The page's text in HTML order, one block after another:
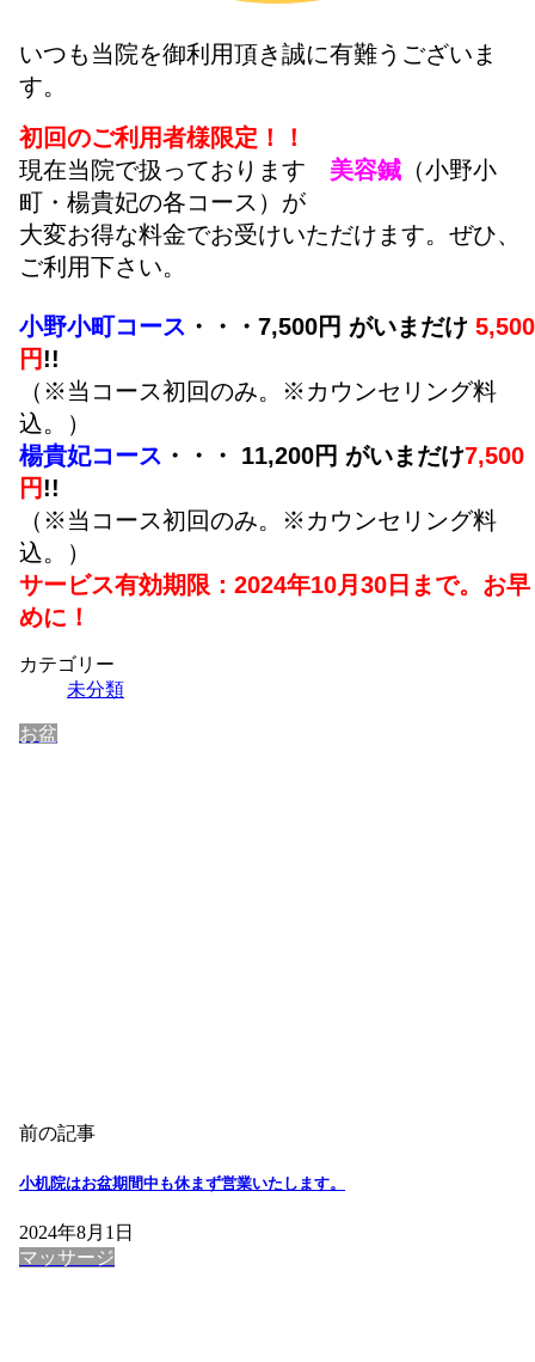
いつも当院を御利用頂き誠に有難うございま
す。
初回のご利用者様限定！！
現在当院で扱っております 美容鍼 （小野小
町・楊貴妃の各コース）が
大変お得な料金でお受けいただけます。ぜひ、
ご利用下さい。
小野小町コース ・・・7,500円 がいまだけ 5,500
円!!
（※当コース初回のみ。※カウンセリング料
込。）
楊貴妃コース ・・・ 11,200円 がいまだけ7,500
円!!
（※当コース初回のみ。※カウンセリング料
込。）
サービス有効期限：2024年10月30日まで。お早
めに！
カテゴリー
未分類
お盆
前の記事
小机院はお盆期間中も休まず営業いたします。
2024年8月1日
マッサージ